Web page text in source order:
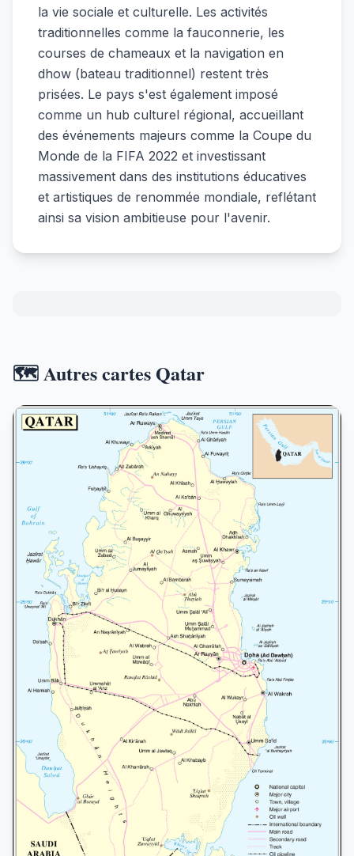
la vie sociale et culturelle. Les activités
traditionnelles comme la fauconnerie, les
courses de chameaux et la navigation en
dhow (bateau traditionnel) restent très
prisées. Le pays s'est également imposé
comme un hub culturel régional, accueillant
des événements majeurs comme la Coupe du
Monde de la FIFA 2022 et investissant
massivement dans des institutions éducatives
et artistiques de renommée mondiale, reflétant
ainsi sa vision ambitieuse pour l'avenir.
🗺️ Autres cartes Qatar